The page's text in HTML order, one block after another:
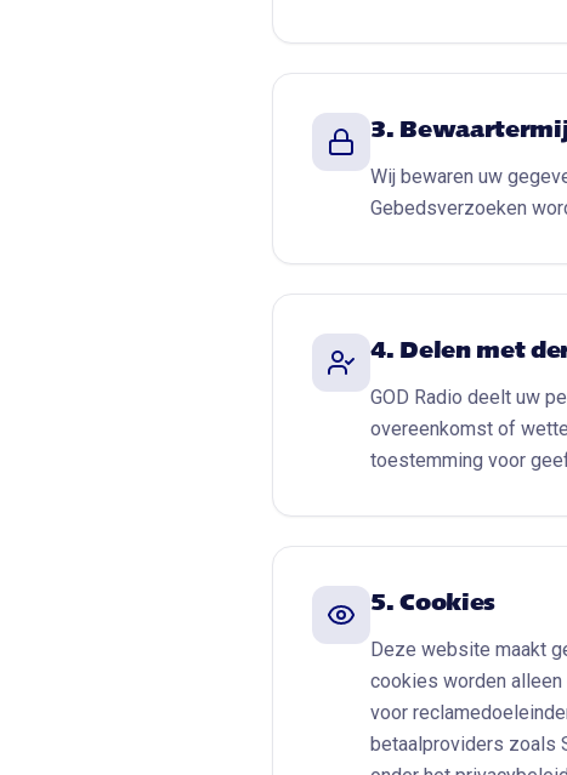
3.
Wij bewaren uw
Gebedsverzoeken
4. Delen met
GOD Radio deelt uw
overeenkomst of
toestemming voor
5. Cookies
Deze website maakt
cookies worden
voor
betaalproviders zoals